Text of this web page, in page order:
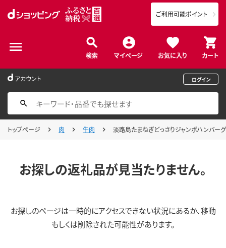
検索 マイページ お気に入り カート
ご利用可能ポイント
アカウント ログイン
トップページ 肉 牛肉 淡路島たまねぎどっさりジャンボハン
お探しの返礼品が見当たりません。
お探しのページは一時的にアクセスできない状況にあるか、移動
もしくは削除された可能性があります。